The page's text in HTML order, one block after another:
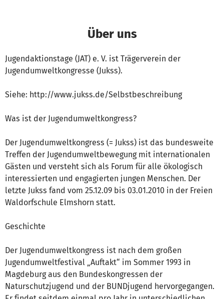
Über uns
Jugendaktionstage (JAT) e. V. ist Trägerverein der
Jugendumweltkongresse (Jukss).
Siehe: http://www.jukss.de/Selbstbeschreibung
Was ist der Jugendumweltkongress?
Der Jugendumweltkongress (= Jukss) ist das bundesweite
Treffen der Jugendumweltbewegung mit internationalen
Gästen und versteht sich als Forum für alle ökologisch
interessierten und engagierten jungen Menschen. Der
letzte Jukss fand vom 25.12.09 bis 03.01.2010 in der Freien
Waldorfschule Elmshorn statt.
Geschichte
Der Jugendumweltkongress ist nach dem großen
Jugendumweltfestival „Auftakt“ im Sommer 1993 in
Magdeburg aus den Bundeskongressen der
Naturschutzjugend und der BUNDjugend hervorgegangen.